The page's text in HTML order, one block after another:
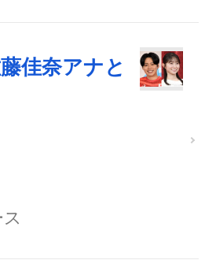
佳奈アナと